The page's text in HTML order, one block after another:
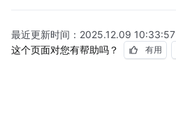
最近更新时间： 2025.12.09 10:33:57
这个页面对您有帮助吗？
有用